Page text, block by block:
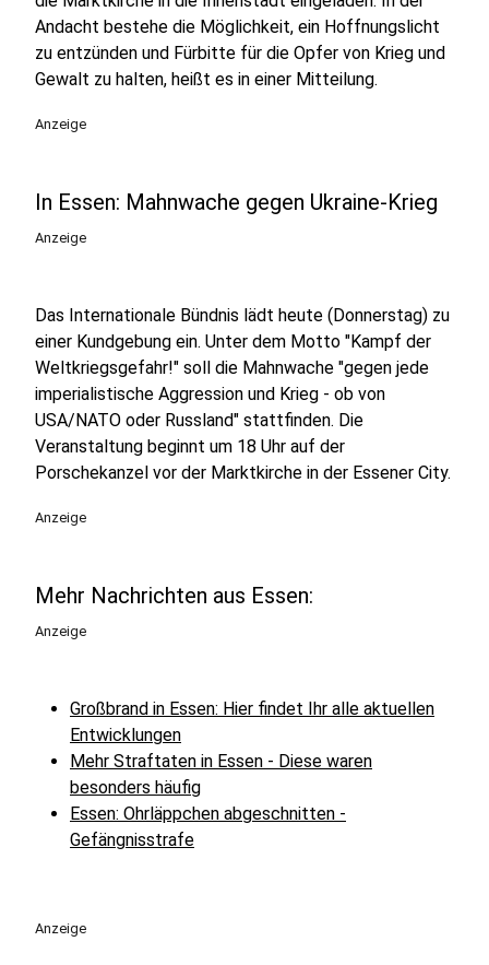
Andacht bestehe die Möglichkeit, ein Hoffnungslicht
zu entzünden und Fürbitte für die Opfer von Krieg und
Gewalt zu halten, heißt es in einer Mitteilung.
Anzeige
In Essen: Mahnwache gegen Ukraine-Krieg
Anzeige
Das Internationale Bündnis lädt heute (Donnerstag) zu
einer Kundgebung ein. Unter dem Motto "Kampf der
Weltkriegsgefahr!" soll die Mahnwache "gegen jede
imperialistische Aggression und Krieg - ob von
USA/NATO oder Russland" stattfinden. Die
Veranstaltung beginnt um 18 Uhr auf der
Porschekanzel vor der Marktkirche in der Essener City.
Anzeige
Mehr Nachrichten aus Essen:
Anzeige
Großbrand in Essen: Hier findet Ihr alle aktuellen
Entwicklungen
Mehr Straftaten in Essen - Diese waren
besonders häufig
Essen: Ohrläppchen abgeschnitten -
Gefängnisstrafe
Anzeige